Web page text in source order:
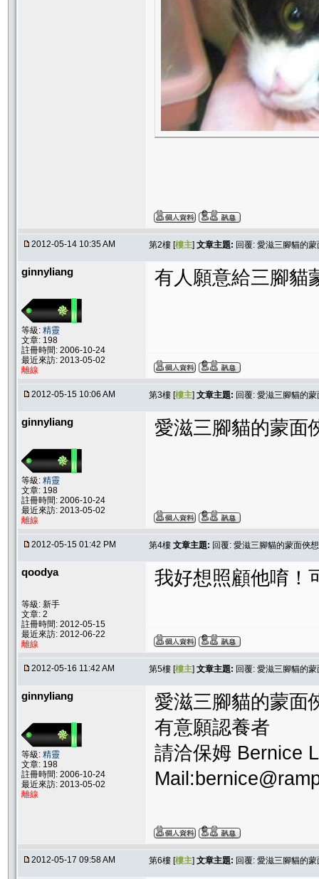
2012-05-14 10:35 AM 第2樓 [樓主] 文章主題: 回覆: 愛滋三腳貓的
ginnyliang
等級: 精靈
文章: 198
註冊時間: 2006-10-24
最近來訪: 2013-05-02
離線
有人願意給三腳貓
2012-05-15 10:06 AM 第3樓 [樓主] 文章主題: 回覆: 愛滋三腳貓的
ginnyliang
等級: 精靈
文章: 198
註冊時間: 2006-10-24
最近來訪: 2013-05-02
離線
愛滋三腳貓的蒙面
2012-05-15 01:42 PM 第4樓 文章主題: 回覆: 愛滋三腳貓的蒙面俠
qoodya
等級: 新手
文章: 2
註冊時間: 2012-05-15
最近來訪: 2012-06-22
離線
我好想照顧他唷！
2012-05-16 11:42 AM 第5樓 [樓主] 文章主題: 回覆: 愛滋三腳貓的
ginnyliang
等級: 精靈
文章: 198
註冊時間: 2006-10-24
最近來訪: 2013-05-02
離線
愛滋三腳貓的蒙面
有意願認養者
請洽保姆 Bernice
2012-05-17 09:58 AM 第6樓 [樓主] 文章主題: 回覆: 愛滋三腳貓的